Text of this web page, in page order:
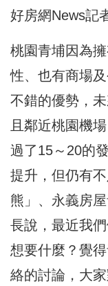
好房網News記
桃園青埔因為
性、也有商場
不錯的優勢，
且鄰近桃園機
過了15～20的
提升，但仍有
熊」、永義房
長說，最近我
想要什麼？覺
絡的討論，大